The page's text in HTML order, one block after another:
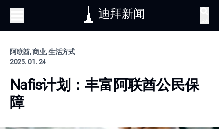
迪拜新闻
阿联酋, 商业, 生活方式
2025. 01. 24
Nafis计划：丰富阿联酋公民保
障